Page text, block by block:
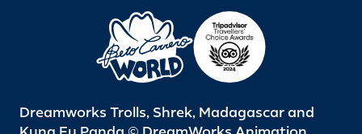
Dreamworks Trolls, Shrek, Madagascar and